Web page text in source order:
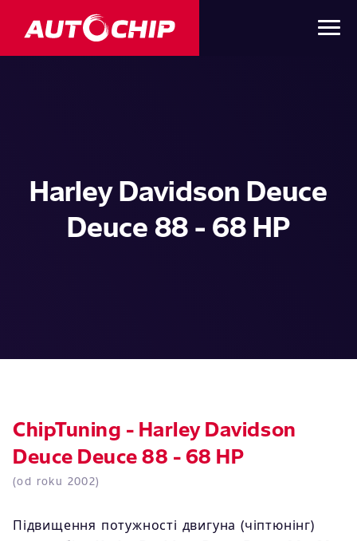
Harley Davidson Deuce
Deuce 88 - 68 HP
ChipTuning - Harley Davidson
Deuce Deuce 88 - 68 HP
(od roku 2002)
Підвищення потужності двигуна (чіптюнінг)